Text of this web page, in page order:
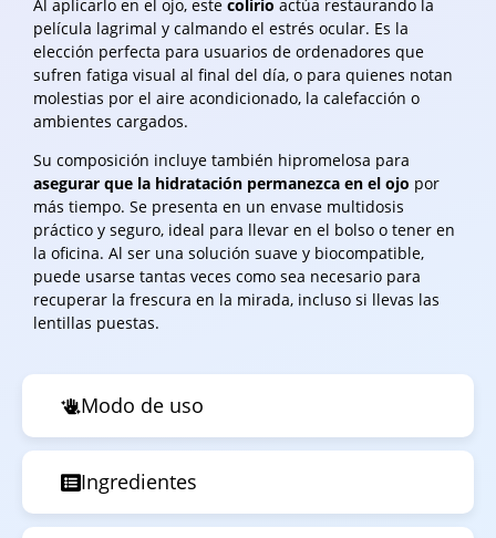
Modo de uso
Ingredientes
Al aplicarlo en el ojo, este colirio actúa restaurando la
película lagrimal y calmando el estrés ocular. Es la
elección perfecta para usuarios de ordenadores que
sufren fatiga visual al final del día, o para quienes notan
molestias por el aire acondicionado, la calefacción o
ambientes cargados.
Su composición incluye también hipromelosa para
asegurar que la hidratación permanezca en el ojo por
más tiempo. Se presenta en un envase multidosis
práctico y seguro, ideal para llevar en el bolso o tener en
la oficina. Al ser una solución suave y biocompatible,
puede usarse tantas veces como sea necesario para
recuperar la frescura en la mirada, incluso si llevas las
lentillas puestas.